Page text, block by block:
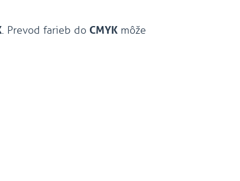
. Prevod farieb do CMYK môže